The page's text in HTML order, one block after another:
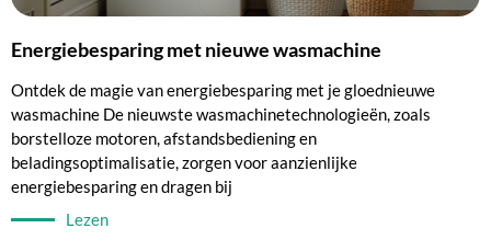
Energiebesparing met nieuwe wasmachine
Ontdek de magie van energiebesparing met je gloednieuwe
wasmachine De nieuwste wasmachinetechnologieën, zoals
borstelloze motoren, afstandsbediening en
beladingsoptimalisatie, zorgen voor aanzienlijke
energiebesparing en dragen bij
Lezen